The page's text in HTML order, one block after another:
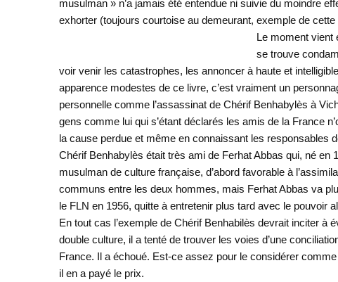
musulman » n’a jamais été entendue ni suivie du moindre
exhorter (toujours courtoise au demeurant, exemple de
Le moment vient
se trouve
voir venir les catastrophes, les annoncer à haute et
apparence modestes de ce livre, c’est vraiment un
personnelle comme l’assassinat de Chérif Benhabylès à
gens comme lui qui s’étant déclarés les amis de la France
la cause perdue et même en connaissant les responsables
Chérif Benhabylès était très ami de Ferhat Abbas qui, né
musulman de culture française, d’abord favorable à
communs entre les deux hommes, mais Ferhat Abbas va
le FLN en 1956, quitte à entretenir plus tard avec le pouvoir
En tout cas l’exemple de Chérif Benhabilès devrait inciter
double culture, il a tenté de trouver les voies d’une
France. Il a échoué. Est-ce assez pour le considérer
il en a payé le prix.